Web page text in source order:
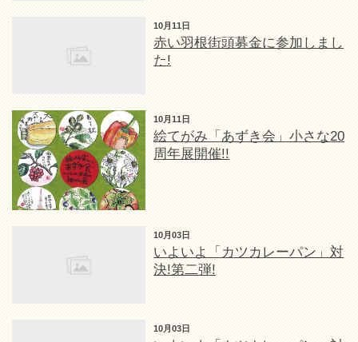
10月11日
赤い羽根街頭募金に参加しまし
た!
10月11日
絵てがみ「あずき会」小さな20
周年展開催!!
10月03日
いよいよ「カツカレーパン」対
決!第二弾!
10月03日